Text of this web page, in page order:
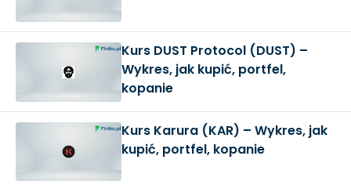
Kurs DUST Protocol (DUST) –
Wykres, jak kupić, portfel,
kopanie
Kurs Karura (KAR) – Wykres, jak
kupić, portfel, kopanie